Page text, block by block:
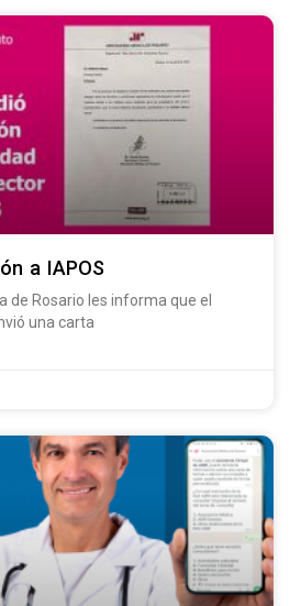
a IAPOS
de Rosario les informa que el
una carta